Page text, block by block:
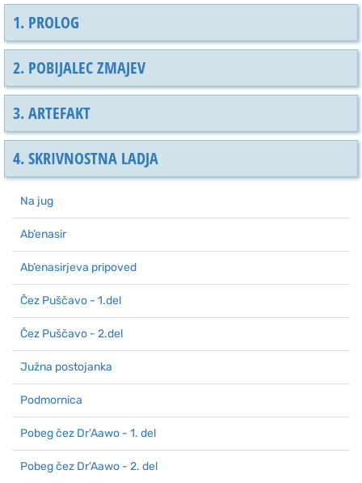
1. PROLOG
2. POBIJALEC ZMAJEV
3. ARTEFAKT
4. SKRIVNOSTNA LADJA
Na jug
Ab’enasir
Ab’enasirjeva pripoved
Čez Puščavo - 1.del
Čez Puščavo - 2.del
Južna postojanka
Podmornica
Pobeg čez Dr’Aawo - 1. del
Pobeg čez Dr’Aawo - 2. del